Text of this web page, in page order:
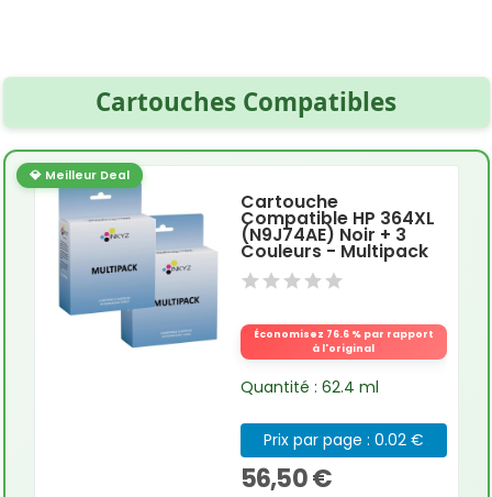
Cartouches Compatibles
💎 Meilleur Deal
Cartouche
Compatible HP 364XL
(N9J74AE) Noir + 3
Couleurs - Multipack
Économisez 76.6 % par rapport
à l'original
Quantité : 62.4 ml
Prix par page : 0.02 €
56,50 €